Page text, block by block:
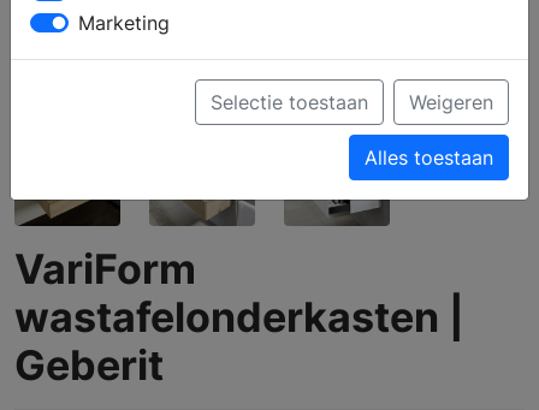
VariForm
wastafelonderkasten |
Geberit
Marketing
Selectie toestaan Weigeren
Alles toestaan